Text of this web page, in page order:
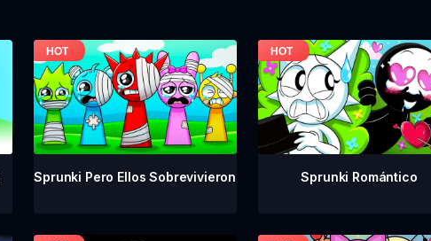
Sprunki Pero Ellos Sobrevivieron Sprunki Romántico